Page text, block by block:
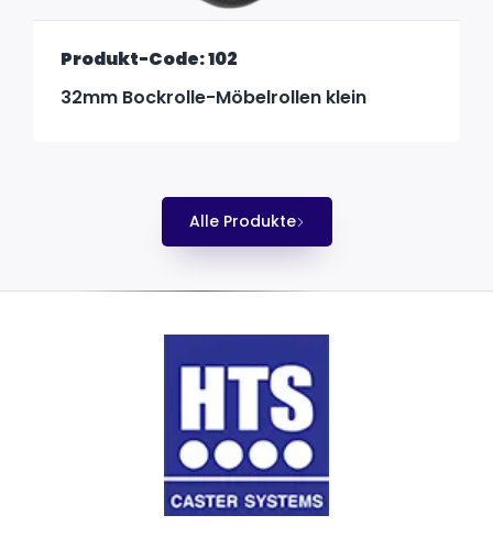
Produkt-Code: 102
32mm Bockrolle-Möbelrollen klein
Alle Produkte